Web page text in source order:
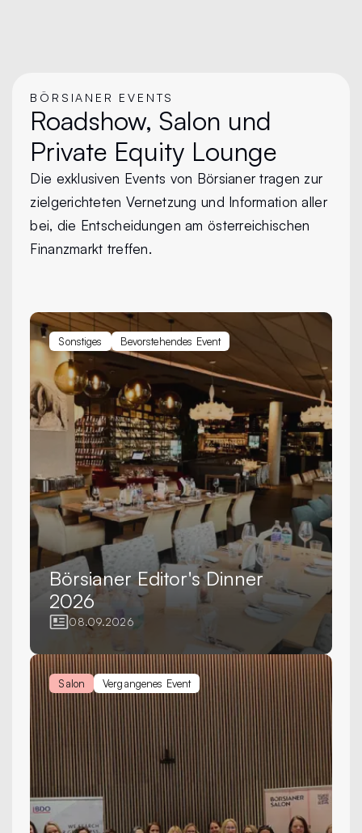
BÖRSIANER EVENTS
Roadshow, Salon und
Private Equity Lounge
Die exklusiven Events von Börsianer tragen zur
zielgerichteten Vernetzung und Information aller
bei, die Entscheidungen am österreichischen
Finanzmarkt treffen.
Sonstiges Bevorstehendes Event
Börsianer Editor's Dinner
2026
08.09.2026
Salon Vergangenes Event